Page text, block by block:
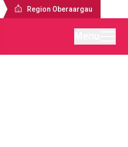
Region Oberaargau